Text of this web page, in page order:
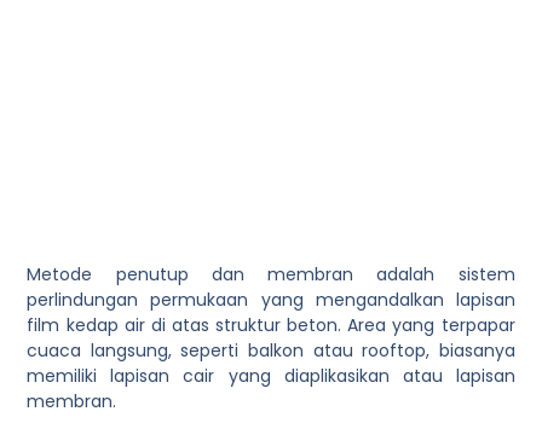
Metode penutup dan membran adalah sistem
perlindungan permukaan yang mengandalkan lapisan
film kedap air di atas struktur beton. Area yang terpapar
cuaca langsung, seperti balkon atau rooftop, biasanya
memiliki lapisan cair yang diaplikasikan atau lapisan
membran.